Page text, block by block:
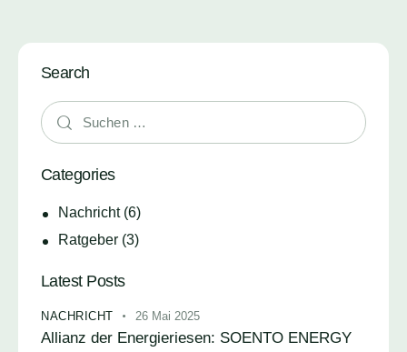
Search
Categories
Nachricht(6)
Ratgeber (3)
Latest Posts
NACHRICHT 26 Mai 2025
Allianz der Energieriesen: SOENTO ENERGY